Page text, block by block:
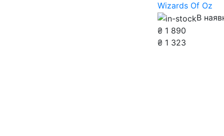
Wizards Of Oz
В
₴ 1 890
₴ 1 323